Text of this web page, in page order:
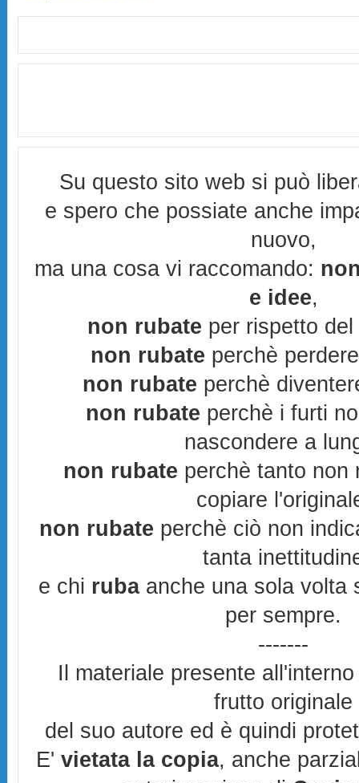
Su questo sito web si può
e spero che possiate anche
nuovo,
ma una cosa vi raccomando:
e idee,
non rubate per rispetto
non rubate perchè
non rubate perchè
non rubate perchè i furti
nascondere a
non rubate perchè tanto non
copiare
non rubate perchè ciò non
tanta
e chi rubaanche una sola volta
per sempre.
-------
Il materiale presente
frutto originale
del suo autore ed è quindi
E'vietata la copia, anche